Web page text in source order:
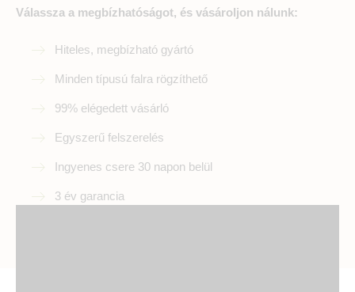
Válassza a megbízhatóságot, és vásároljon nálunk:
Hiteles, megbízható gyártó
Minden típusú falra rögzíthető
99% elégedett vásárló
Egyszerű felszerelés
Ingyenes csere 30 napon belül
3 év garancia